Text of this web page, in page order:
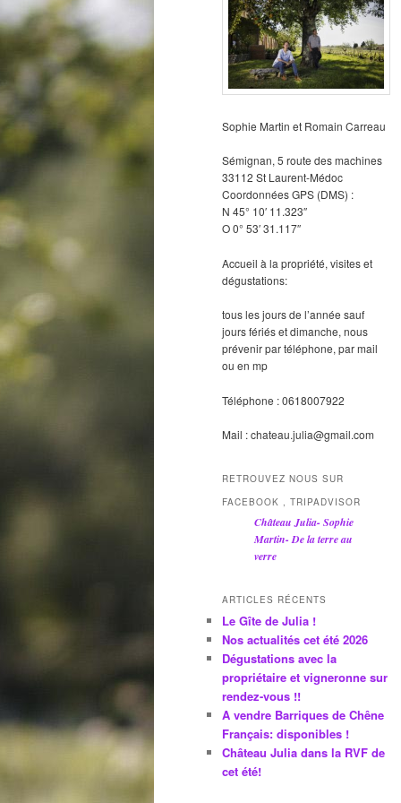
Sophie Martin et Romain Carreau
Sémignan, 5 route des machines
33112 St Laurent-Médoc
Coordonnées GPS (DMS) :
N 45° 10′ 11.323″
O 0° 53′ 31.117″
Accueil à la propriété, visites et
dégustations:
tous les jours de l’année sauf
jours fériés et dimanche, nous
prévenir par téléphone, par mail
ou en mp
Téléphone : 0618007922
Mail : chateau.julia@gmail.com
RETROUVEZ NOUS SUR
FACEBOOK , TRIPADVISOR
Château Julia- Sophie
Martin- De la terre au
verre
ARTICLES RÉCENTS
Le Gîte de Julia !
Nos actualités cet été 2026
Dégustations avec la
propriétaire et vigneronne sur
rendez-vous !!
A vendre Barriques de Chêne
Français: disponibles !
Château Julia dans la RVF de
cet été!